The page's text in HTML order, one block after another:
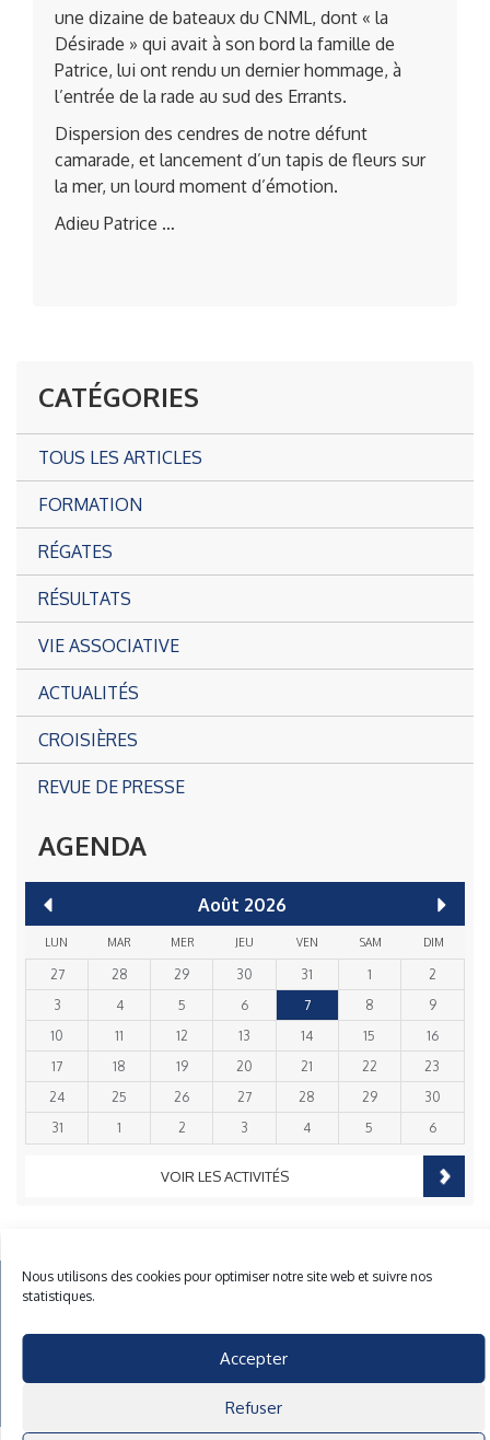
Nous utilisons des cookies pour optimiser notre site web et suivre nos
statistiques.
Accepter
Refuser
une dizaine de bateaux du CNML, dont « la
Désirade » qui avait à son bord la famille de
Patrice, lui ont rendu un dernier hommage, à
l’entrée de la rade au sud des Errants.
Dispersion des cendres de notre défunt
camarade, et lancement d’un tapis de fleurs sur
la mer, un lourd moment d’émotion.
Adieu Patrice …
CATÉGORIES
TOUS LES ARTICLES
FORMATION
RÉGATES
RÉSULTATS
VIE ASSOCIATIVE
ACTUALITÉS
CROISIÈRES
REVUE DE PRESSE
AGENDA
Août 2026
LUN MAR MER JEU VEN SAM DIM
27 28 29 30 31 1
2
3
4 5 6 7 8
9
10
11 12 13 14 15
16
17
18 19 20 21 22
23
24
25 26 27 28 29
30
31
1 2 3 4 5 6
VOIR LES ACTIVITÉS
40 rue du Gelin 56570 Locmiquelic
Facebook